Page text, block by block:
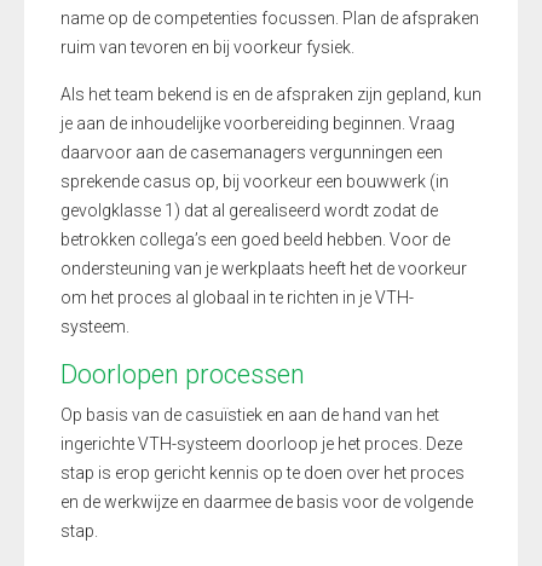
name op de competenties focussen. Plan de afspraken
ruim van tevoren en bij voorkeur fysiek.
Als het team bekend is en de afspraken zijn gepland, kun
je aan de inhoudelijke voorbereiding beginnen. Vraag
daarvoor aan de casemanagers vergunningen een
sprekende casus op, bij voorkeur een bouwwerk (in
gevolgklasse 1) dat al gerealiseerd wordt zodat de
betrokken collega’s een goed beeld hebben. Voor de
ondersteuning van je werkplaats heeft het de voorkeur
om het proces al globaal in te richten in je VTH-
systeem.
Doorlopen processen
Op basis van de casuïstiek en aan de hand van het
ingerichte VTH-systeem doorloop je het proces. Deze
stap is erop gericht kennis op te doen over het proces
en de werkwijze en daarmee de basis voor de volgende
stap.